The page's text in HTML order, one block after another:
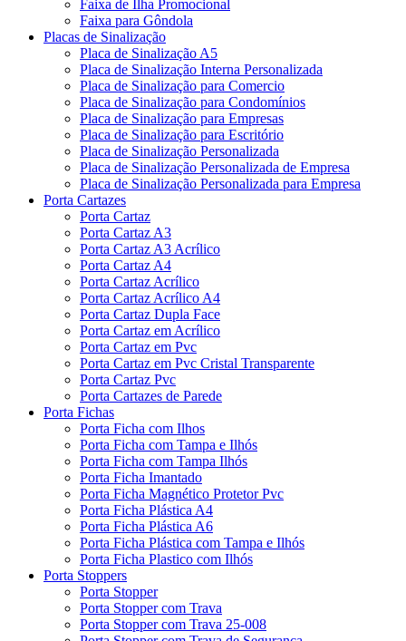
Faixa de Ilha Promocional
Faixa para Gôndola
Placas de Sinalização
Placa de Sinalização A5
Placa de Sinalização Interna Personalizada
Placa de Sinalização para Comercio
Placa de Sinalização para Condomínios
Placa de Sinalização para Empresas
Placa de Sinalização para Escritório
Placa de Sinalização Personalizada
Placa de Sinalização Personalizada de Empresa
Placa de Sinalização Personalizada para Empresa
Porta Cartazes
Porta Cartaz
Porta Cartaz A3
Porta Cartaz A3 Acrílico
Porta Cartaz A4
Porta Cartaz Acrílico
Porta Cartaz Acrílico A4
Porta Cartaz Dupla Face
Porta Cartaz em Acrílico
Porta Cartaz em Pvc
Porta Cartaz em Pvc Cristal Transparente
Porta Cartaz Pvc
Porta Cartazes de Parede
Porta Fichas
Porta Ficha com Ilhos
Porta Ficha com Tampa e Ilhós
Porta Ficha com Tampa Ilhós
Porta Ficha Imantado
Porta Ficha Magnético Protetor Pvc
Porta Ficha Plástica A4
Porta Ficha Plástica A6
Porta Ficha Plástica com Tampa e Ilhós
Porta Ficha Plastico com Ilhós
Porta Stoppers
Porta Stopper
Porta Stopper com Trava
Porta Stopper com Trava 25-008